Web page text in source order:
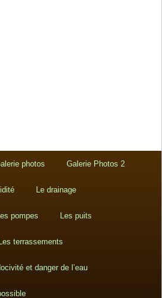
photos Galerie Photos 2
Le drainage
pompes Les puits
Les terrassements
et danger de l’eau